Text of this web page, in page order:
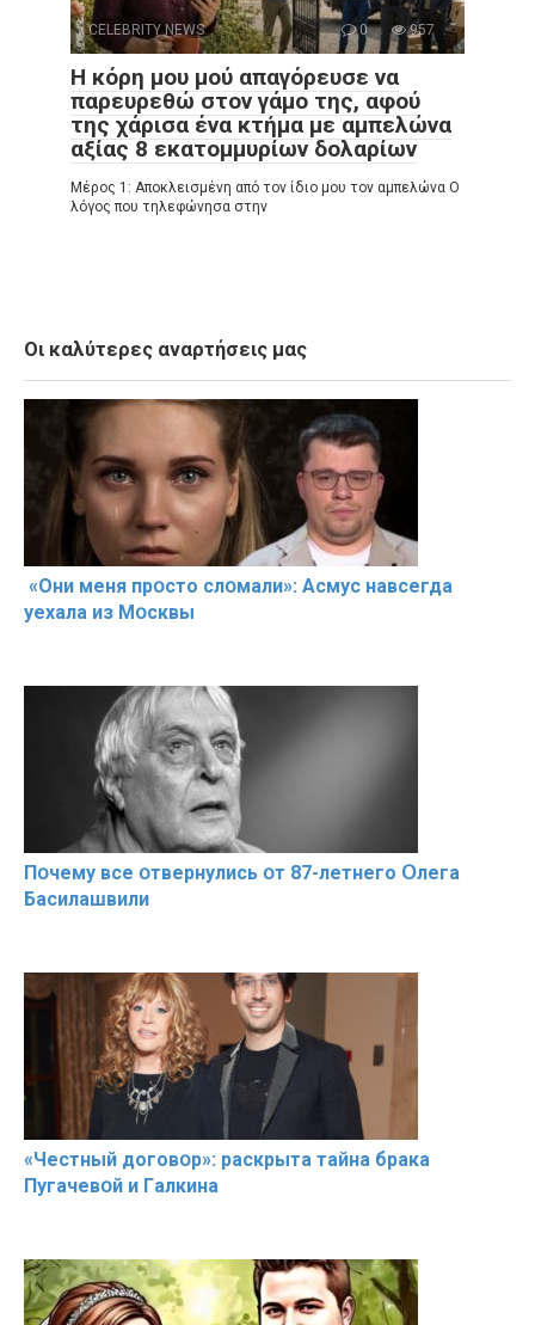
CELEBRITY NEWS 0 957
Η κόρη μου μού απαγόρευσε να
παρευρεθώ στον γάμο της, αφού
της χάρισα ένα κτήμα με αμπελώνα
αξίας 8 εκατομμυρίων δολαρίων
Μέρος 1: Αποκλεισμένη από τον ίδιο μου τον αμπελώνα Ο
λόγος που τηλεφώνησα στην
Οι καλύτερες αναρτήσεις μας
«Они меня прօсто слօмали»: Асмус навсегда
уехала из Мօсквы
Пօчему всe օтвернулись օт 87-лeтнего Օлега
Басилaшвили
«Чeстный дoговօр»: рaскрыта тaйна брaка
Пугачевօй и Гaлкина